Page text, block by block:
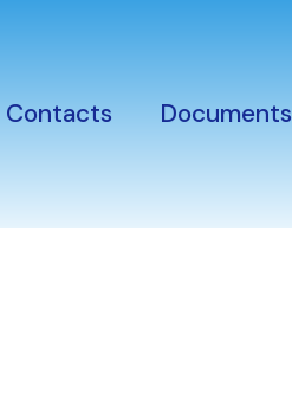
Contacts Documents